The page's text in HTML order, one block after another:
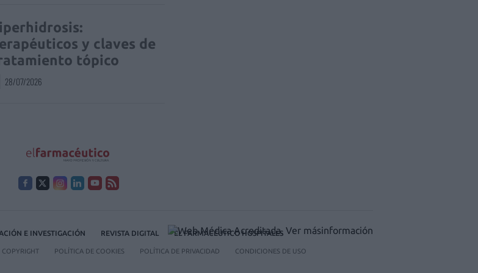
y claves de
tópico
28/07/2026
E INVESTIGACIÓN REVISTA DIGITAL EL FARMACÉUTICO HOSPITALES
COPYRIGHT POLÍTICA DE COOKIES POLÍTICA DE PRIVACIDAD CONDICIONES DE USO